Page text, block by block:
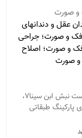
صورت
عقل و دندانهای
فک و صورت؛ جراحی
و صورت؛ اصلاح
و صورت
مطب 1: مشهد - چهارراه دکترا، سمت راست نبش ابن سینا7،
طبقه۴، روبه روی پارکینگ طبقاتی